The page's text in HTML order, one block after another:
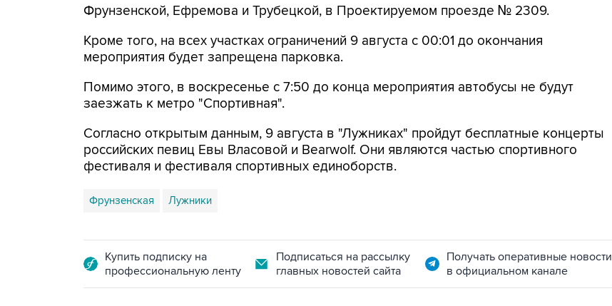
Фрунзенской, Ефремова и Трубецкой, в Проектируемом проезде № 2309.
Кроме того, на всех участках ограничений 9 августа с 00:01 до окончания
мероприятия будет запрещена парковка.
Помимо этого, в воскресенье с 7:50 до конца мероприятия автобусы не будут
заезжать к метро "Спортивная".
Согласно открытым данным, 9 августа в "Лужниках" пройдут бесплатные концерты
российских певиц Евы Власовой и Bearwolf. Они являются частью спортивного
фестиваля и фестиваля спортивных единоборств.
Фрунзенская Лужники
Купить подписку на
профессиональную ленту
Подписаться на рассылку
главных новостей сайта
Получать оперативные новости
в официальном канале